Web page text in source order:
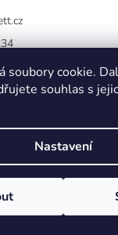
soubory cookie.
souhlas s
Nastavení
Vytvořil Shoptet
.